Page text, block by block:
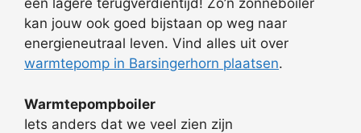
een lagere terugverdientijd! Zo’n zonneboiler
kan jouw ook goed bijstaan op weg naar
energieneutraal leven. Vind alles uit over
warmtepomp in Barsingerhorn plaatsen.
Warmtepompboiler
Iets anders dat we veel zien zijn